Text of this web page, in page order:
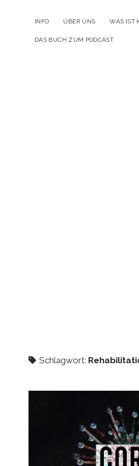
INFO ÜBER UNS WAS IST
DAS BUCH ZUM PODCAST
Schlagwort: